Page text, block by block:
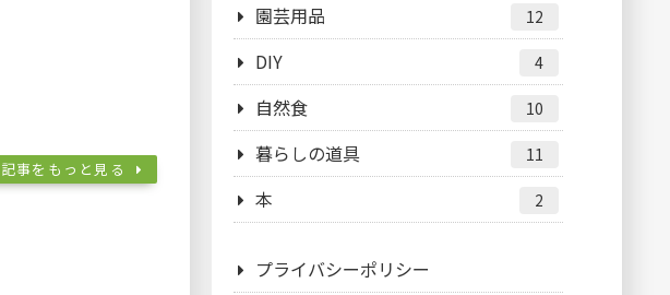
事をもっと見る
園芸用品 12
DIY 4
自然食 10
暮らしの道具 11
本 2
プライバシーポリシー